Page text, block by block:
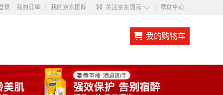
录 我的订单 我的京东国际 关注京东国际 ◇ 帮助中心
我的购物车